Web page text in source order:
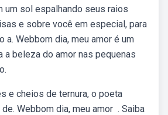
um sol espalhando seus raios
e sobre você em especial, para
a. Webbom dia, meu amor é um
a beleza do amor nas pequenas
e cheios de ternura, o poeta
Webbom dia, meu amor ️ ️. Saiba